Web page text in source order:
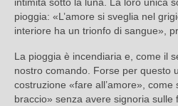
pioggia: «L’amore si sveglia nel
interiore ha un trionfo di sangue»,
La pioggia è incendiaria e, come il
nostro comando. Forse per questo
costruzione «fare all’amore»,
braccio» senza avere signoria sulle